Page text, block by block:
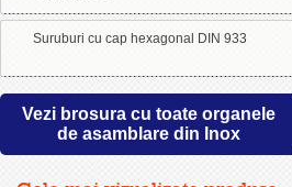
Suruburi cu cap hexagonal DIN 933
Vezi brosura cu toate organele
de asamblare din Inox